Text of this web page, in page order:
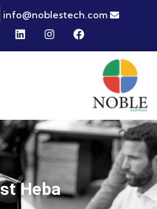
info@noblestech.com
Test Heba